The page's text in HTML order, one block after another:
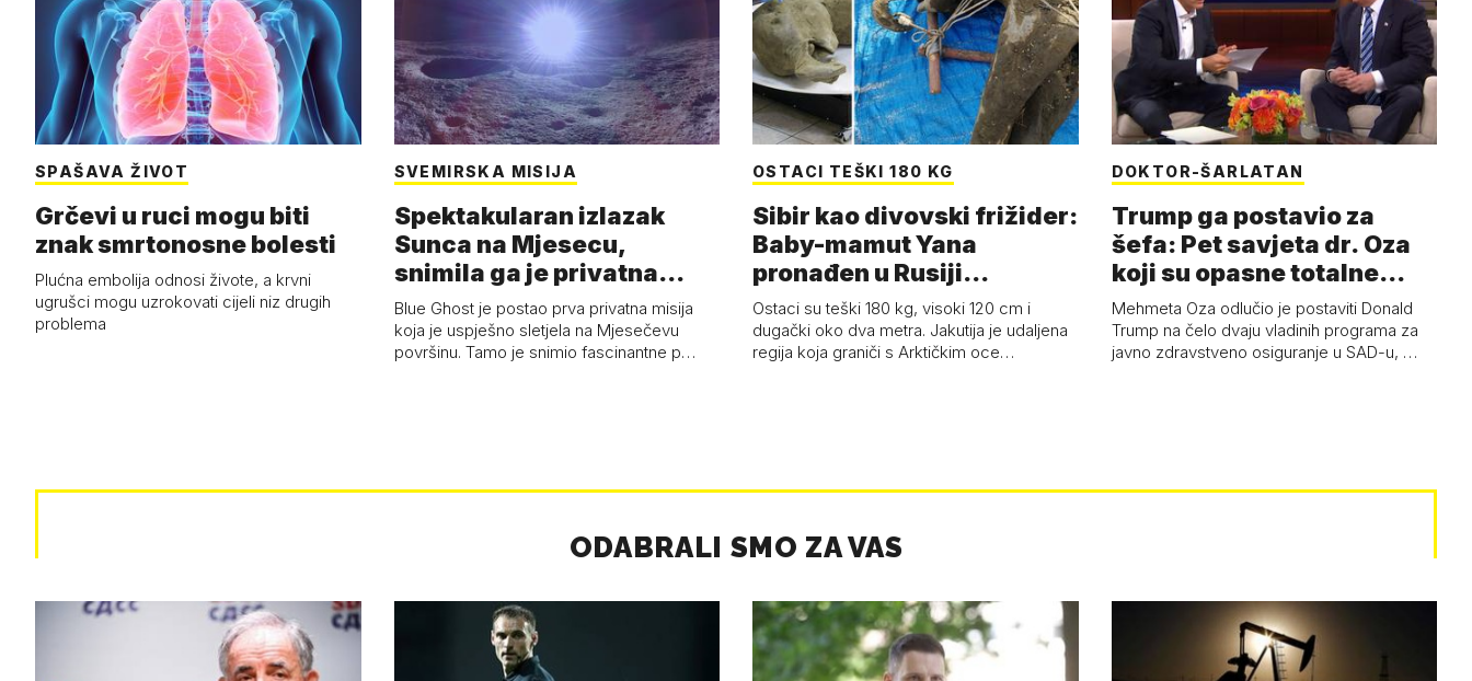
SPAŠAVA ŽIVOT
Grčevi u ruci mogu biti
znak smrtonosne bolesti
Plućna embolija odnosi živote, a krvni
ugrušci mogu uzrokovati cijeli niz drugih
problema
SVEMIRSKA MISIJA
Spektakularan izlazak
Sunca na Mjesecu,
snimila ga je privatna
letjelica - 'Pla…
Blue Ghost je postao prva privatna misija
koja je uspješno sletjela na Mjesečevu
površinu. Tamo je snimio fascinantne p…
OSTACI TEŠKI 180 KG
Sibir kao divovski frižider:
Baby-mamut Yana
pronađen u Rusiji
najsačuvaniji je…
Ostaci su teški 180 kg, visoki 120 cm i
dugački oko dva metra. Jakutija je udaljena
regija koja graniči s Arktičkim oce…
DOKTOR-ŠARLATAN
Trump ga postavio za
šefa: Pet savjeta dr. Oza
koji su opasne totalne
budalašti…
Mehmeta Oza odlučio je postaviti Donald
Trump na čelo dvaju vladinih programa za
javno zdravstveno osiguranje u SAD-u, …